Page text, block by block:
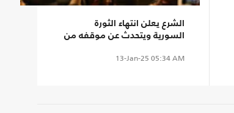
الشرع يعلن انتهاء الثورة
السورية ويتحدث عن موقفه من
13-Jan-25 05:34 AM